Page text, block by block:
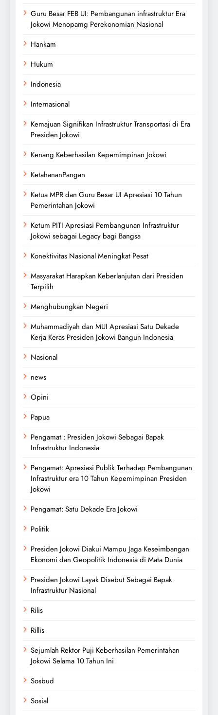
Guru Besar FEB UI: Pembangunan infrastruktur Era
Jokowi Menopamg Perekonomian Nasional
Hankam
Hukum
Indonesia
Internasional
Kemajuan Signifikan Infrastruktur Transportasi di Era
Presiden Jokowi
Kenang Keberhasilan Kepemimpinan Jokowi
KetahananPangan
Ketua MPR dan Guru Besar UI Apresiasi 10 Tahun
Pemerintahan Jokowi
Ketum PITI Apresiasi Pembangunan Infrastruktur
Jokowi sebagai Legacy bagi Bangsa
Konektivitas Nasional Meningkat Pesat
Masyarakat Harapkan Keberlanjutan dari Presiden
Terpilih
Menghubungkan Negeri
Muhammadiyah dan MUI Apresiasi Satu Dekade
Kerja Keras Presiden Jokowi Bangun Indonesia
Nasional
news
Opini
Papua
Pengamat : Presiden Jokowi Sebagai Bapak
Infrastruktur Indonesia
Pengamat: Apresiasi Publik Terhadap Pembangunan
Infrastruktur era 10 Tahun Kepemimpinan Presiden
Jokowi
Pengamat: Satu Dekade Era Jokowi
Politik
Presiden Jokowi Diakui Mampu Jaga Keseimbangan
Ekonomi dan Geopolitik Indonesia di Mata Dunia
Presiden Jokowi Layak Disebut Sebagai Bapak
Infrastruktur Nasional
Rilis
Rillis
Sejumlah Rektor Puji Keberhasilan Pemerintahan
Jokowi Selama 10 Tahun Ini
Sosbud
Sosial